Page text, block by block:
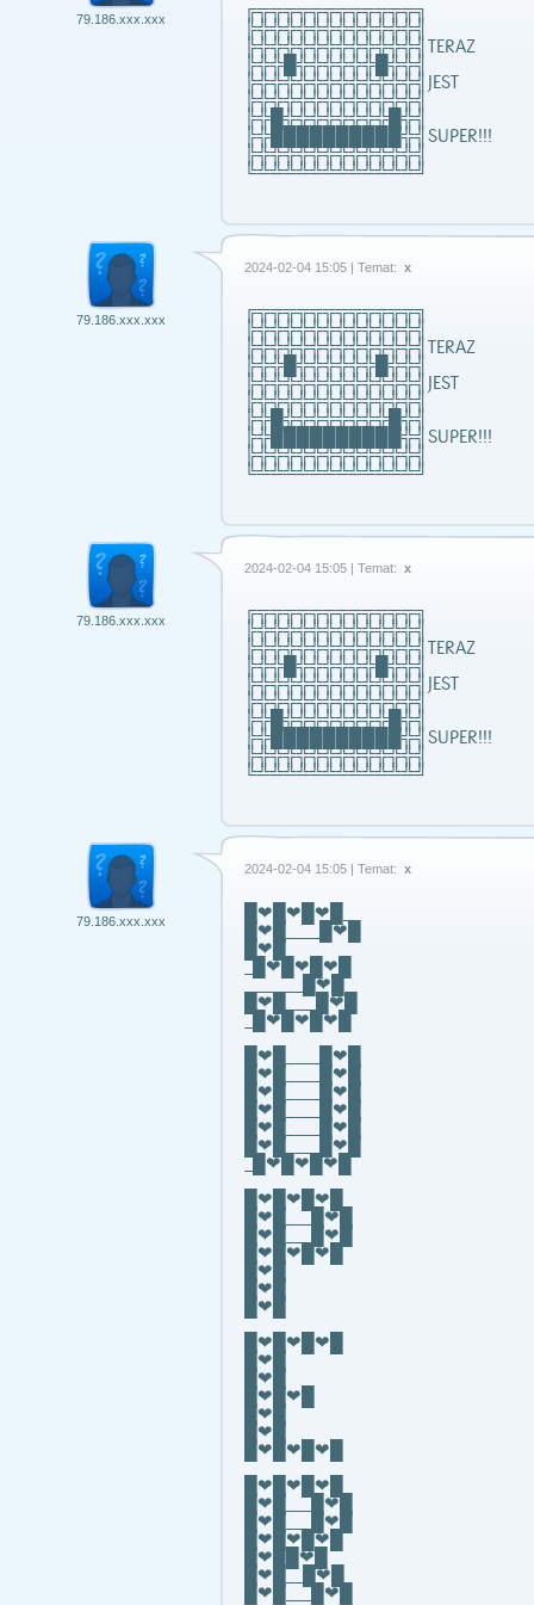
79.186.xxx.xxx
╔╦╦╦╦╦╦╦╦╦╦╦╦╗
╠╬╬╬╬╬╬╬╬╬╬╬╬╣
╠╬╬╬╬╬╬╬╬╬╬╬╬╣TERAZ
╠╬╬█╬╬╬╬╬╬█╬╬╣
╠╬╬╬╬╬╬╬╬╬╬╬╬╣JEST
╠╬╬╬╬╬╬╬╬╬╬╬╬╣
╠╬█╬╬╬╬╬╬╬╬█╬╣
╠╬██████████╬╣SUPER!!!
╠╬╬╬╬╬╬╬╬╬╬╬╬╣
╚╩╩╩╩╩╩╩╩╩╩╩╩╝
79.186.xxx.xxx
2024-02-04 15:05 | Temat: x
╔╦╦╦╦╦╦╦╦╦╦╦╦╗
╠╬╬╬╬╬╬╬╬╬╬╬╬╣
╠╬╬╬╬╬╬╬╬╬╬╬╬╣TERAZ
╠╬╬█╬╬╬╬╬╬█╬╬╣
╠╬╬╬╬╬╬╬╬╬╬╬╬╣JEST
╠╬╬╬╬╬╬╬╬╬╬╬╬╣
╠╬█╬╬╬╬╬╬╬╬█╬╣
╠╬██████████╬╣SUPER!!!
╠╬╬╬╬╬╬╬╬╬╬╬╬╣
╚╩╩╩╩╩╩╩╩╩╩╩╩╝
79.186.xxx.xxx
2024-02-04 15:05 | Temat: x
╔╦╦╦╦╦╦╦╦╦╦╦╦╗
╠╬╬╬╬╬╬╬╬╬╬╬╬╣
╠╬╬╬╬╬╬╬╬╬╬╬╬╣TERAZ
╠╬╬█╬╬╬╬╬╬█╬╬╣
╠╬╬╬╬╬╬╬╬╬╬╬╬╣JEST
╠╬╬╬╬╬╬╬╬╬╬╬╬╣
╠╬█╬╬╬╬╬╬╬╬█╬╣
╠╬██████████╬╣SUPER!!!
╠╬╬╬╬╬╬╬╬╬╬╬╬╣
╚╩╩╩╩╩╩╩╩╩╩╩╩╝
79.186.xxx.xxx
2024-02-04 15:05 | Temat: x
█❤█❤█❤█_
█❤█____█❤█
█❤█
_█❤█❤█❤█
_______█❤█
█❤█___ █❤█
_█❤█❤█❤█
█❤█____█❤█
█❤█____█❤█
█❤█____█❤█
█❤█____█❤█
█❤█____█❤█
█❤█____█❤█
_█❤█❤█❤█
█❤█❤█❤█
█❤█___█❤█
█❤█___█❤█
█❤█❤█❤█
█❤█
█❤█
█❤█
█❤█❤█❤█
█❤█
█❤█
█❤█❤█
█❤█
█❤█
█❤█❤█❤█
█❤█❤█❤█
█❤█___█❤█
█❤█___█❤█
█❤█❤█❤█
█❤██❤█
█❤█__█❤█
█❤█___█❤█